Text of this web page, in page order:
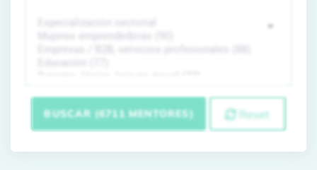
BUSCAR (6711 MENTORES) Reset